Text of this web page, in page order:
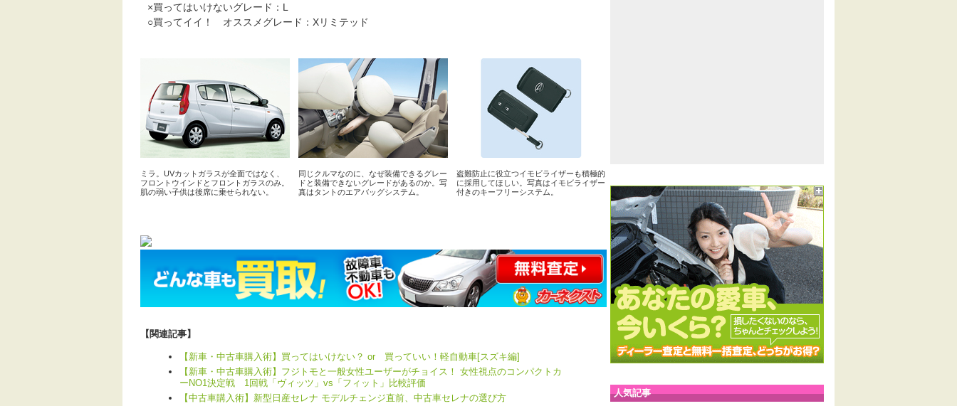
×買ってはいけないグレード：L
○買ってイイ！ オススメグレード：Xリミテッド
ミラ。UVカットガラスが全面ではなく、
フロントウインドとフロントガラスのみ。
肌の弱い子供は後席に乗せられない。
同じクルマなのに、なぜ装備できるグレー
ドと装備できないグレードがあるのか。写
真はタントのエアバッグシステム。
盗難防止に役立つイモビライザーも積極的
に採用してほしい。写真はイモビライザー
付きのキーフリーシステム。
【関連記事】
【新車・中古車購入術】買ってはいけない？ or 買っていい！軽自動車[スズキ編]
【新車・中古車購入術】フジトモと一般女性ユーザーがチョイス！ 女性視点のコンパクトカ
ーNO1決定戦 1回戦「ヴィッツ」vs「フィット」比較評価
【中古車購入術】新型日産セレナ モデルチェンジ直前、中古車セレナの選び方
人気記事